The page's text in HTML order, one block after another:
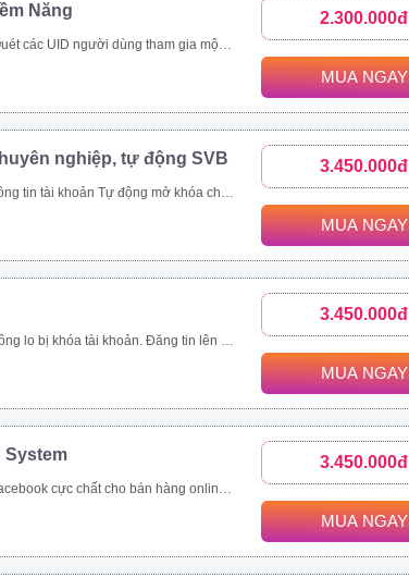
Năng
thương hiệu. Các bài viết được quét thường có lượng tương tác khủng. Ngoài đánh giá phản ứng người dùng (like/tym, giận dữ…), công cụ thu thập và phân tích comment khách hàng đưa ra đánh giá toàn diện nhất.
2.300.000đ
MUA NGAY
nghiệp, tự động SVB
theo uid Xây dựng và copy ảnh nội dung tài khoản đang nuôi theo 1 tài khoản mẫu
3.450.000đ
MUA NGAY
Nhanh chóng đưa thông tin đến khách hàng trên nhiều kênh như group, fanpage, profile Là giải pháp marketing, quảng cáo, đăng tin bán hàng hoàn toàn tự động và chuyên nghiệp
3.450.000đ
MUA NGAY
System
Seeding video livestream bán hàng online Tăng view, tăng mắt xem, comment, chia sẻ livestream Nhắn tin đến khách hàng tiềm năng tự động
3.450.000đ
MUA NGAY